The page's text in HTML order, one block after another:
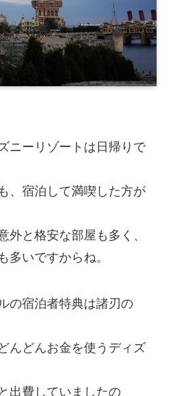
ニーリゾートは日帰りで
、宿泊して満喫した方が
外と格安な部屋も多く、
多いですからね。
の宿泊者特典は諸刃の
んどんお金を使うディズ
出費していましたの